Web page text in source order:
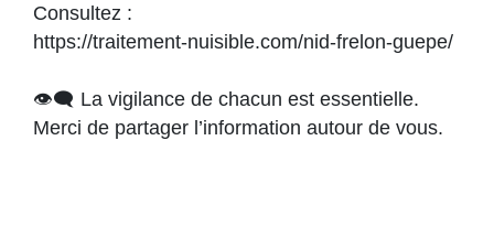
Consultez :
https://traitement-nuisible.com/nid-frelon-guepe/
👁️‍🗨️ La vigilance de chacun est essentielle.
Merci de partager l’information autour de vous.